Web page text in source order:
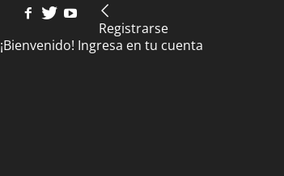
Registrarse
¡Bienvenido! Ingresa en tu cuenta